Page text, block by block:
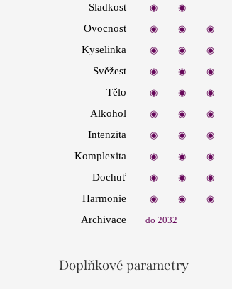
Sladkost ◉ ◉
Ovocnost ◉ ◉ ◉
Kyselinka ◉ ◉ ◉
Svěžest ◉ ◉ ◉
Tělo ◉ ◉ ◉
Alkohol ◉ ◉ ◉
Intenzita ◉ ◉ ◉
Komplexita ◉ ◉ ◉
Dochuť ◉ ◉ ◉
Harmonie ◉ ◉ ◉
Archivace do 2032
Doplňkové parametry